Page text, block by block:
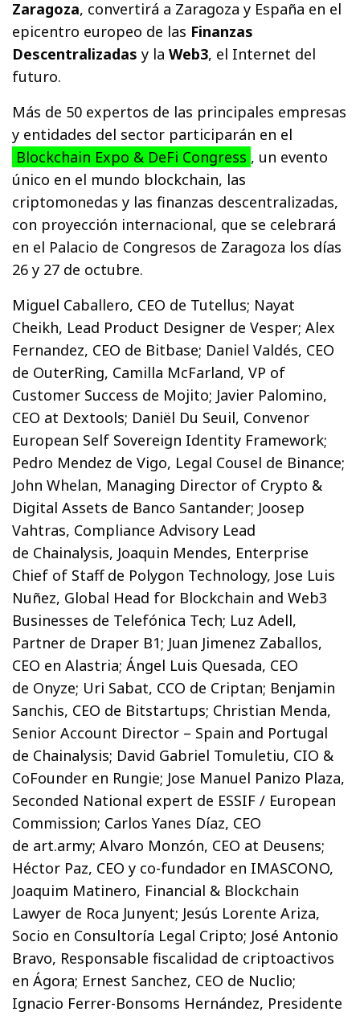
Zaragoza, convertirá a Zaragoza y España en el
epicentro europeo de las Finanzas
Descentralizadas y laWeb3, el Internet del
futuro.
Más de 50 expertos de las principales empresas
y entidades del sector participarán en el
Blockchain Expo & DeFi Congress , un evento
único en el mundo blockchain, las
criptomonedas y las finanzas descentralizadas,
con proyección internacional, que se celebrará
en el Palacio de Congresos de Zaragoza los días
26 y 27 de octubre.
Miguel Caballero, CEO de Tutellus; Nayat
Cheikh, Lead Product Designer de Vesper; Alex
Fernandez, CEO de Bitbase; Daniel Valdés, CEO
de OuterRing, Camilla McFarland, VP of
Customer Success de Mojito; Javier Palomino,
CEO at Dextools; Daniël Du Seuil, Convenor
European Self Sovereign Identity Framework;
Pedro Mendez de Vigo, Legal Cousel de Binance;
John Whelan, Managing Director of Crypto &
Digital Assets de Banco Santander; Joosep
Vahtras, Compliance Advisory Lead
de Chainalysis, Joaquin Mendes, Enterprise
Chief of Staff de Polygon Technology, Jose Luis
Nuñez, Global Head for Blockchain and Web3
Businesses de Telefónica Tech; Luz Adell,
Partner de Draper B1; Juan Jimenez Zaballos,
CEO en Alastria; Ángel Luis Quesada, CEO
de Onyze; Uri Sabat, CCO de Criptan; Benjamin
Sanchis, CEO de Bitstartups; Christian Menda,
Senior Account Director – Spain and Portugal
de Chainalysis; David Gabriel Tomuletiu, CIO &
CoFounder en Rungie; Jose Manuel Panizo Plaza,
Seconded National expert de ESSIF / European
Commission; Carlos Yanes Díaz, CEO
de art.army; Alvaro Monzón, CEO at Deusens;
Héctor Paz, CEO y co-fundador en IMASCONO,
Joaquim Matinero, Financial & Blockchain
Lawyer de Roca Junyent; Jesús Lorente Ariza,
Socio en Consultoría Legal Cripto; José Antonio
Bravo, Responsable fiscalidad de criptoactivos
en Ágora; Ernest Sanchez, CEO de Nuclio;
Ignacio Ferrer-Bonsoms Hernández, Presidente